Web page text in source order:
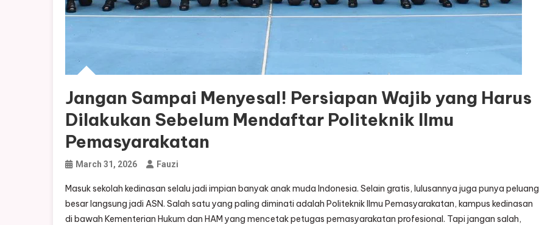
Jangan Sampai Menyesal! Persiapan Wajib yang Harus
Dilakukan Sebelum Mendaftar Politeknik Ilmu
Pemasyarakatan
March 31, 2026 Fauzi
Masuk sekolah kedinasan selalu jadi impian banyak anak muda Indonesia. Selain gratis, lulusannya juga punya peluang
besar langsung jadi ASN. Salah satu yang paling diminati adalah Politeknik Ilmu Pemasyarakatan, kampus kedinasan
di bawah Kementerian Hukum dan HAM yang mencetak petugas pemasyarakatan profesional. Tapi jangan salah,